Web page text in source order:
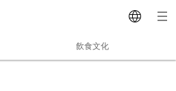
飲食文化